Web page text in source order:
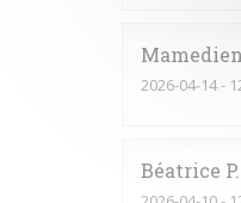
2026-04-14-
Béatrice P